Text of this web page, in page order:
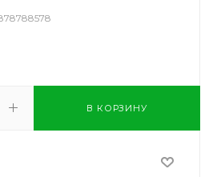
В КОРЗИНУ